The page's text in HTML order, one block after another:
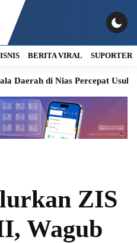
BERITA VIRAL SUPORTER
di Nias Percepat Usulan BKP
ZIS
Wagub